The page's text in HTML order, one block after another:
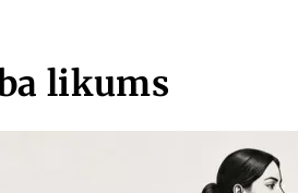
likums